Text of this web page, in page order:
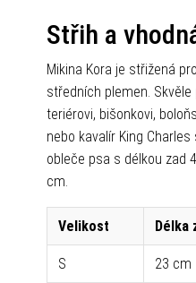
Střih a
Mikina Kora je střižená pro
středních plemen.
teriérovi, bišonkovi,
nebo kavalír King
obleče psa s délkou zad
cm.
Velikost Délka
S 23 cm